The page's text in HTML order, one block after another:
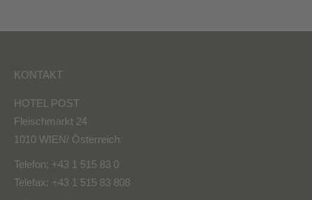
KONTAKT
HOTEL POST
Fleischmarkt 24
1010 WIEN/ Österreich
Telefon; +43 1 515 83 0
Telefax: +43 1 515 83 808